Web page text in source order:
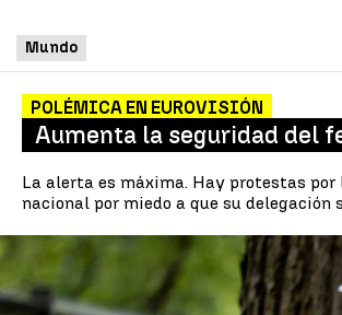
Mundo
POLÉMICA EN EUROVISIÓN
Aumenta la seguridad del
La alerta es máxima. Hay protestas
nacional por miedo a que su delegación